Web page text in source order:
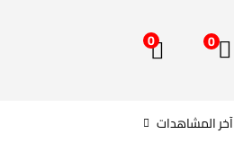
0
0
آخر المشاهدات